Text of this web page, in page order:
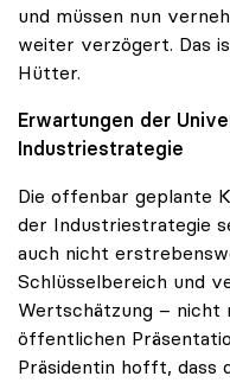
und müssen nun
weiter verzögert. Das
Hütter.
Erwartungen der
Industriestrategie
Die offenbar geplante
der Industriestrategie
auch nicht
Schlüsselbereich und
Wertschätzung – nicht
öffentlichen
Präsidentin hofft, dass